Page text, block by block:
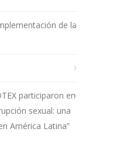
de la
participaron en
sexual: una
América Latina”